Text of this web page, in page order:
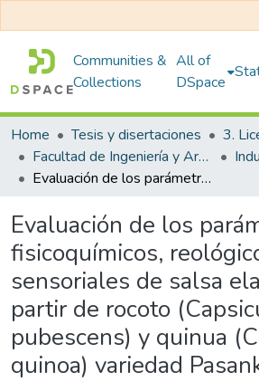
Communities &
Collections
All of
DSpace
Home Tesis y disertaciones
3.
Facultad de Ingeniería y Arquitectura
Evaluación de los parámetros fisicoquímicos, reológicos y sensoriales de salsa elaborada a partir de rocoto (Capsicum pubescens) y quinua (Chenopodium quinoa) variedad Pasankalla
Evaluación de los
fisicoquímicos,
sensoriales de salsa
partir de rocoto
pubescens) y quinua
quinoa) variedad